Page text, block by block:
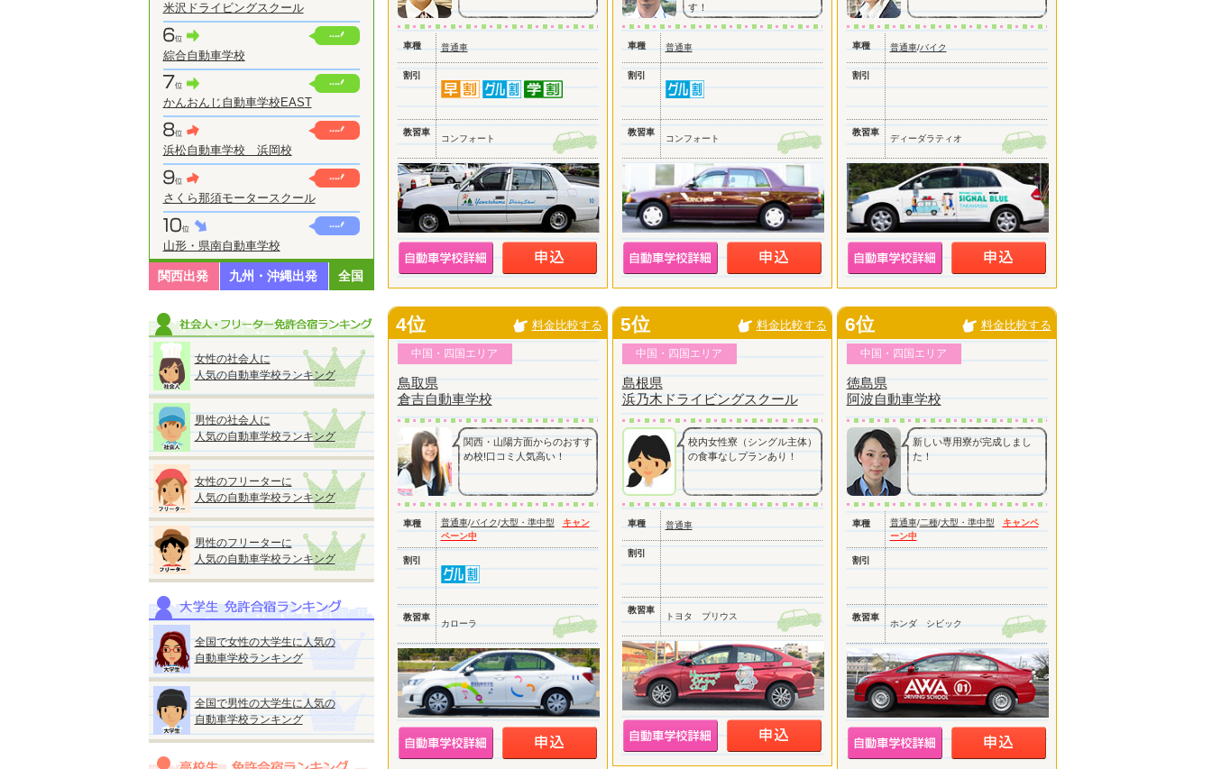
米沢ドライビングスクール
綜合自動車学校
かんおんじ自動車学校EAST
浜松自動車学校 浜岡校
さくら那須モータースクール
山形・県南自動車学校
関西出発 九州・沖縄出発 全国
女性の社会人に
人気の自動車学校ランキング
男性の社会人に
人気の自動車学校ランキング
女性のフリーターに
人気の自動車学校ランキング
男性のフリーターに
人気の自動車学校ランキング
全国で女性の大学生に人気の
自動車学校ランキング
全国で男性の大学生に人気の
自動車学校ランキング
車種 普通車
割引
教習車
コンフォート
す！
車種 普通車
割引
教習車
コンフォート
車種 普通車/バイク
割引
教習車
ディーダラティオ
4位 料金比較する
中国・四国エリア
鳥取県
倉吉自動車学校
関西・山陽方面からのおすす
め校!口コミ人気高い！
車種 普通車/バイク/大型・準中型
キャン
ペーン中
割引
教習車
カローラ
5位 料金比較する
中国・四国エリア
島根県
浜乃木ドライビングスクール
校内女性寮（シングル主体）
の食事なしプランあり！
車種 普通車
割引
教習車
トヨタ プリウス
6位 料金比較する
中国・四国エリア
徳島県
阿波自動車学校
新しい専用寮が完成しまし
た！
車種 普通車/二種/大型・準中型
キャンペ
ーン中
割引
教習車
ホンダ シビック